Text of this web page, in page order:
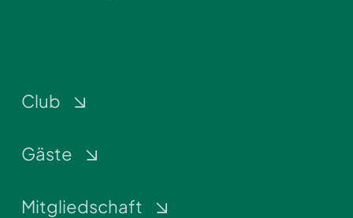
Club
Gäste
Mitgliedschaft